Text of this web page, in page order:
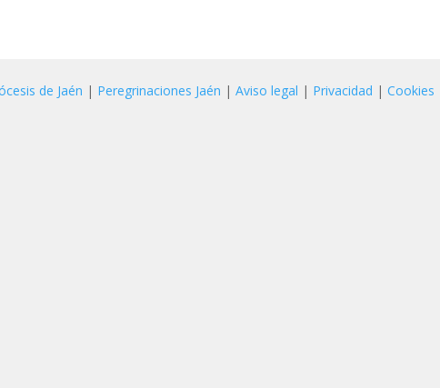
de Jaén | Peregrinaciones Jaén |Aviso legal | Privacidad |Cookies